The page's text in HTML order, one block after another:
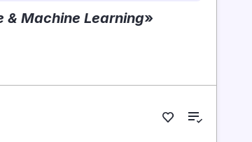
& Machine Learning»